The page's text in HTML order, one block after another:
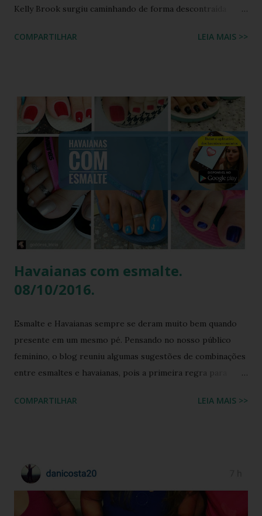
Kelly Brook surgiu caminhando de forma descontraída
que se tornou rapidamente uma inspiração para fãs de
“estilo real da vida real”: confortável, descomplicado e
totalmente copiável. É aquele tipo de visual que mostra
que moda não precisa ser cara, extravagante ou complexa e
que até as celebridades mais glamourosas valorizam peças
acessíveis que todo mundo pode ter. Hoje você vai ver por
que esse look viralizou, como a atriz combinou o modelo
Top preto, por que celebridades adoram esse clássico
brasileiro e como você pode reproduzir o visual da Kelly
Brook com facilidade. Vamos mergu...
COMPARTILHAR LEIA MAIS >>
Havaianas com esmalte.
08/10/2016.
Esmalte e Havaianas sempre se deram muito bem quando
presente em um mesmo pé. Pensando no nosso público
feminino, o blog reuniu algumas sugestões de combinações
entre esmaltes e havaianas, pois a primeira regra para
BUSCA PERSONALIZADA NOS ACERVOS DO BLOG
COMPARTILHAR LEIA MAIS >>